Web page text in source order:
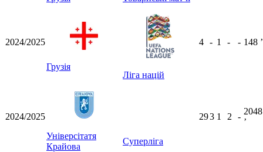
2024/2025
Грузія
Ліга націй
4 - 1 - - 148 ʼ
2024/2025
Універсітатя
Крайова
Суперліга
293 1 2 -
2048
ʼ